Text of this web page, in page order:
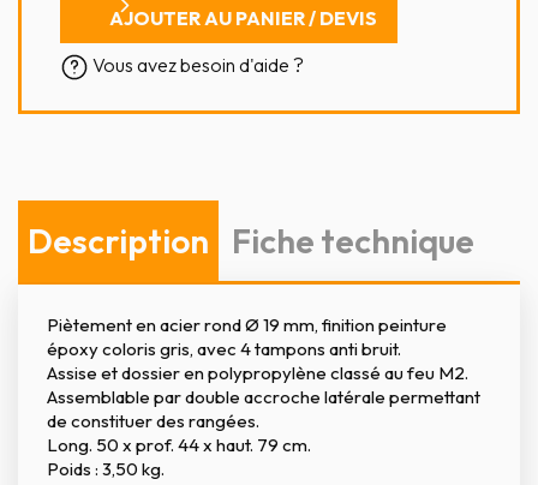
AJOUTER AU PANIER / DEVIS
Vous avez besoin d'aide ?
Description Fiche technique
Piètement en acier rond Ø 19 mm, finition peinture
époxy coloris gris, avec 4 tampons anti bruit.
Assise et dossier en polypropylène classé au feu M2.
Assemblable par double accroche latérale permettant
de constituer des rangées.
Long. 50 x prof. 44 x haut. 79 cm.
Poids : 3,50 kg.